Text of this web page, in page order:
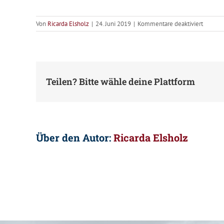
Von Ricarda Elsholz | 24. Juni 2019 | Kommentare deaktiviertfür
Teilen? Bitte wähle deine Plattform
Über den Autor:Ricarda Elsholz